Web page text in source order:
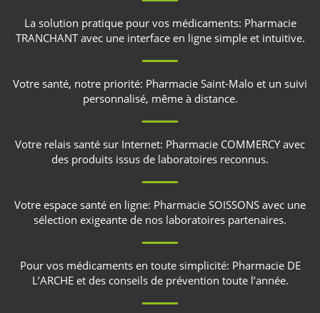
La solution pratique pour vos médicaments: Pharmacie
TRANCHANTavec une interface en ligne simple et intuitive.
Votre santé, notre priorité: Pharmacie Saint-Malo et un suivi
personnalisé, même à distance.
Votre relais santé sur Internet: Pharmacie COMMERCYavec
des produits issus de laboratoires reconnus.
Votre espace santé en ligne: Pharmacie SOISSONS avec une
sélection exigeante de nos laboratoires partenaires.
Pour vos médicaments en toute simplicité: Pharmacie DE
L’ARCHEet des conseils de prévention toute l’année.